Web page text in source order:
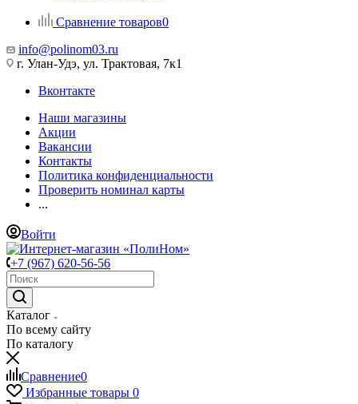
Сравнение товаров0
info@polinom03.ru
г. Улан-Удэ, ул. Трактовая, 7к1
Вконтакте
Наши магазины
Акции
Вакансии
Контакты
Политика конфиденциальности
Проверить номинал карты
...
Войти
+7 (967) 620-56-56
Каталог
По всему сайту
По каталогу
Сравнение0
Избранные товары 0